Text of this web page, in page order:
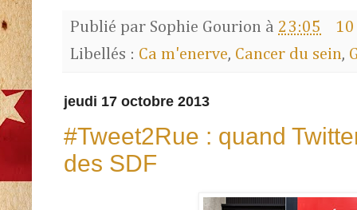
Publié par Sophie Gourion à 23:05
Libellés : Ca m'enerve, Cancer du sein,
jeudi 17 octobre 2013
#Tweet2Rue : quand
des SDF